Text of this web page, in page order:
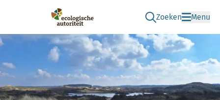
Ecologische Autoriteit
Zoeken
Ga naar de zoek
Menu